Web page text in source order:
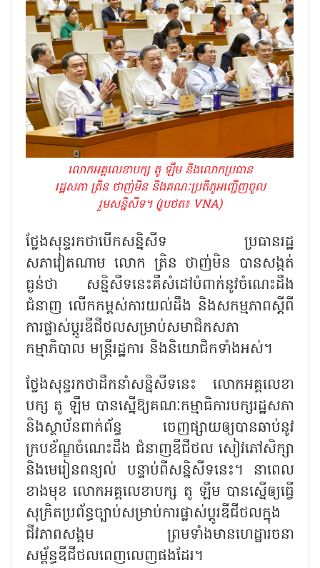
លោកអគ្គលេខាបក្ស តូ ឡឹម និងលោកប្រធាន
រដ្ឋសភា ត្រិន ថាញ់មិន និងគណៈប្រតិភូអញ្ជើញចូល
រួមសន្និសីទ។ (រូបថត៖ VNA)
ថ្លែងសុន្ទរកថាបើកសន្និសីទ ប្រធានរដ្ឋ
សភាវៀតណាម លោក ត្រិន ថាញ់មិន បានសង្កត់
ធ្ងន់ថា សន្និសីទនេះគឺសំដៅបំពាក់នូវចំណេះដឹង
ជំនាញ លើកកម្ពស់ការយល់ដឹង និងសកម្មភាពស្តីពី
ការផ្លាស់ប្តូរឌីជីថលសម្រាប់សមាជិកសភា
កម្មាភិបាល មន្ត្រីរដ្ឋការ និងនិយោជិកទាំងអស់។
ថ្លែងសុន្ទរកថាដឹកនាំសន្និសីទនេះ លោកអគ្គលេខា
បក្ស តូ ឡឹម បានស្នើឱ្យគណៈកម្មាធិការបក្សរដ្ឋសភា
និងស្ថាប័នពាក់ព័ន្ធ ចេញផ្សាយឲ្យបានឆាប់នូវ
ក្របខ័ណ្ឌចំណេះដឹង ជំនាញឌីជីថល សៀវភៅសិក្សា
និងមេរៀនពន្យល់ បន្ទាប់ពីសន្និសីទនេះ។ នាពេល
ខាងមុខ លោកអគ្គលេខាបក្ស តូ ឡឹម បានស្នើឲ្យធ្វើ
សុក្រិតប្រព័ន្ធច្បាប់សម្រាប់ការផ្លាស់ប្តូរឌីជីថលក្នុង
ជីវភាពសង្គម ព្រមទាំងមានហេដ្ឋារចនា
សម្ព័ន្ធឌីជីថលពេញលេញផងដែរ។